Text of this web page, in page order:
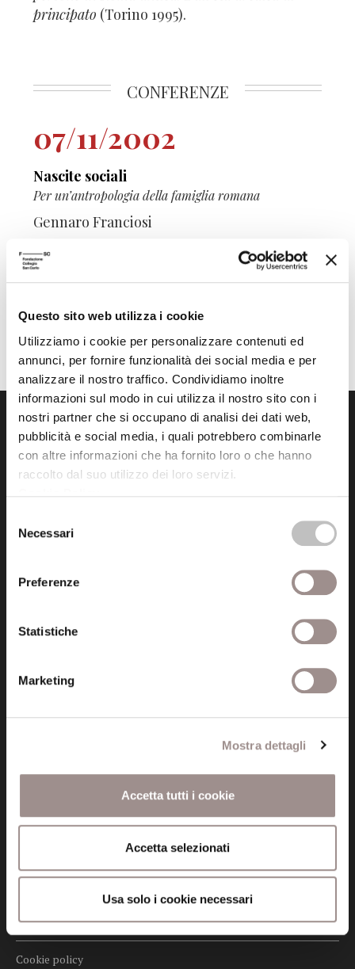
Questo sito web utilizza i cookie
Utilizziamo i cookie per personalizzare contenuti ed
annunci, per fornire funzionalità dei social media e per
analizzare il nostro traffico. Condividiamo inoltre
informazioni sul modo in cui utilizza il nostro sito con i
nostri partner che si occupano di analisi dei dati web,
pubblicità e social media, i quali potrebbero combinarle
con altre informazioni che ha fornito loro o che hanno
raccolto dal suo utilizzo dei loro servizi.
delNecessari
Preferenze
Statistiche
Marketing
Mostra dettagli
Accetta tutti i cookie
Accetta selezionati
Usa solo i cookie necessari
principato (Torino 1995).
CONFERENZE
07/11/2002
Nascite sociali
Per un’antropologia della famiglia romana
Gennaro Franciosi
Centro Studi Religiosi
fondazionecollegiosancarlo@legalmail.it
Certificazioni
Cookie policy